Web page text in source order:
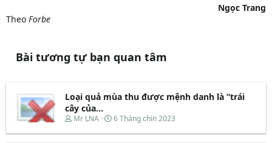
Ngọc Trang
Theo Forbe
Bài tương tự bạn quan tâm
Loại quả mùa thu được mệnh danh là “trái
cây của...
T
r
Mr LNA
N
à
6 Tháng chín 2023